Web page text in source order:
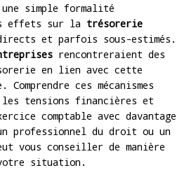
simple formalité
effets sur la trésorerie
et parfois sous-estimés.
rencontreraient des
en lien avec cette
ces mécanismes
les tensions financières et
comptable avec davantage
professionnel du droit ou un
vous conseiller de manière
situation.